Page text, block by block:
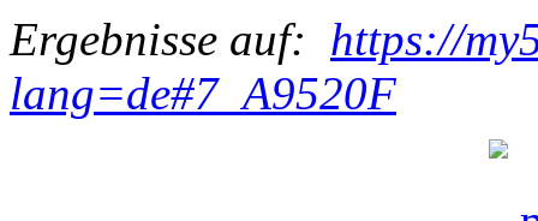
Ergebnisse auf: https://
lang=de#7_A9520F